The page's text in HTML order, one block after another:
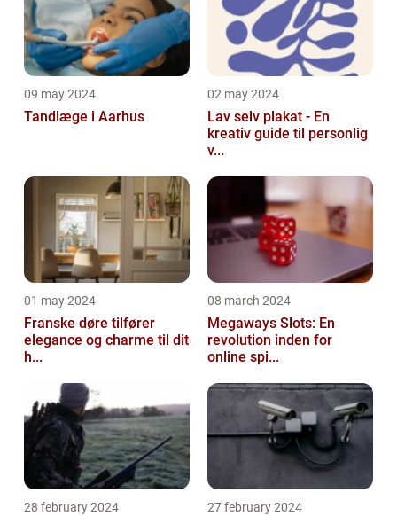
09 may 2024
Tandlæge i Aarhus
02 may 2024
Lav selv plakat - En
kreativ guide til personlig
v...
01 may 2024
Franske døre tilfører
elegance og charme til dit
h...
08 march 2024
Megaways Slots: En
revolution inden for
online spi...
28 february 2024 27 february 2024